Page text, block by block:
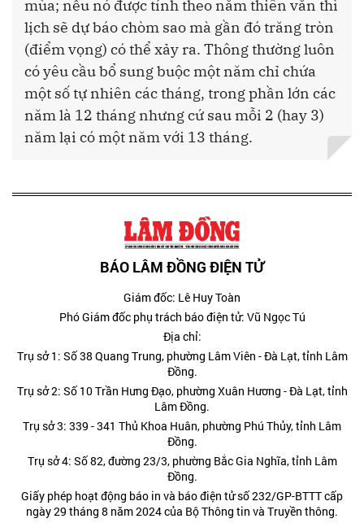
mùa; nếu nó được tính theo năm thiên văn thì
lịch sẽ dự báo chòm sao mà gần đó trăng tròn
(điểm vọng) có thể xảy ra. Thông thường luôn
có yêu cầu bổ sung buộc một năm chỉ chứa
một số tự nhiên các tháng, trong phần lớn các
năm là 12 tháng nhưng cứ sau mỗi 2 (hay 3)
năm lại có một năm với 13 tháng.
BÁO LÂM ĐỒNG ĐIỆN TỬ
Giám đốc: Lê Huy Toàn
Phó Giám đốc phụ trách báo điện tử: Vũ Ngọc Tú
Địa chỉ:
Trụ sở 1: Số 38 Quang Trung, phường Lâm Viên - Đà Lạt, tỉnh Lâm
Đồng.
Trụ sở 2: Số 10 Trần Hưng Đạo, phường Xuân Hương - Đà Lạt, tỉnh
Lâm Đồng.
Trụ sở 3: 339 - 341 Thủ Khoa Huân, phường Phú Thủy, tỉnh Lâm
Đồng.
Trụ sở 4: Số 82, đường 23/3, phường Bắc Gia Nghĩa, tỉnh Lâm
Đồng.
Giấy phép hoạt động báo in và báo điện tử số 232/GP-BTTT cấp
ngày 29 tháng 8 năm 2024 của Bộ Thông tin và Truyền thông.